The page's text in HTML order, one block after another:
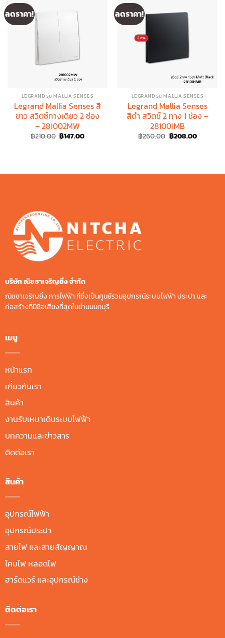
ลดราคา!
LEGRAND รุ่น MALLIA SENSES
Legrand Mallia Senses สี
ขาว สวิตช์ทางเดียว 2 ช่อง
– 281002MW
฿210.00 Original
price
฿147.00Current
ลดราคา!
LEGRAND รุ่น MALLIA SENSES
Legrand Mallia Senses
สีดำ สวิตช์ 2 ทาง 1 ช่อง –
281001MB
฿260.00 Original
price
฿208.00Current
price
บริษัท ณิชชาเจริญยิ่ง จํากัด
ณิชชาเจริญยิ่ง การไฟฟ้า ที่ซึ่งเป็นศูนย์รวมอุปกรณ์ระบบไฟฟ้า ประปา และ
ก่อสร้างที่มีชื่อเสียงที่สุดในย่านนนทบุรี
เมนู
หน้าแรก
เกี่ยวกับเรา
สินค้า
งานรับเหมาเดินระบบไฟฟ้า
บทความและข่าวสาร
ติดต่อเรา
สินค้า
อุปกรณ์ไฟฟ้า
อุปกรณ์ประปา
สายไฟ และสายสัญญาณ
โคมไฟ หลอดไฟ
ฮาร์ดแวร์ และอุปกรณ์ช่าง
ติดต่อเรา